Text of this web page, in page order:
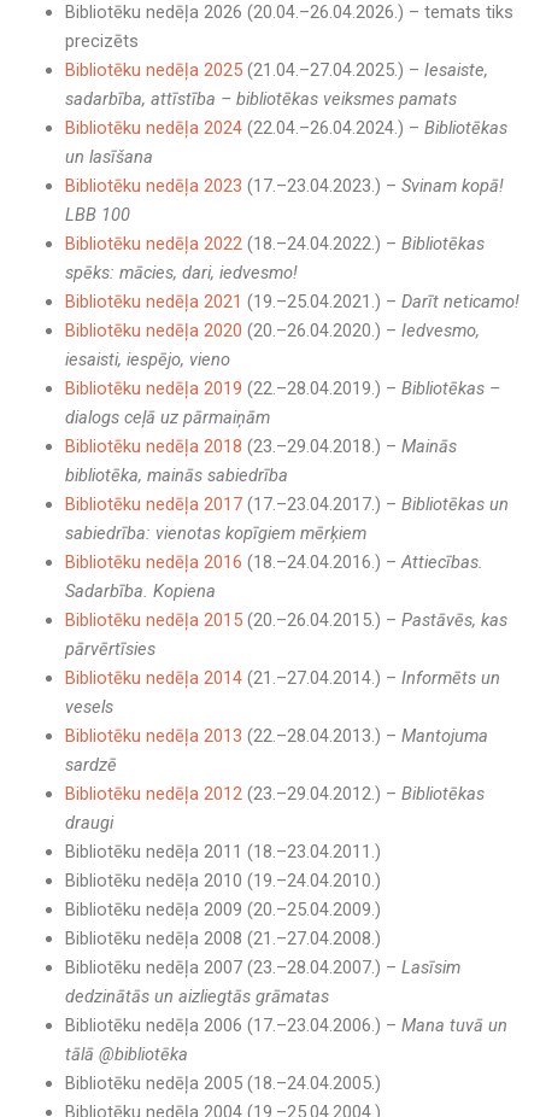
Bibliotēku nedēļa 2026 (20.04.–26.04.2026.) – temats tiks
precizēts
Bibliotēku nedēļa 2025(21.04.–27.04.2025.) – Iesaiste,
sadarbība, attīstība – bibliotēkas veiksmes pamats
Bibliotēku nedēļa 2024(22.04.–26.04.2024.) – Bibliotēkas
un lasīšana
Bibliotēku nedēļa 2023 (17.–23.04.2023.) – Svinam kopā!
LBB 100
Bibliotēku nedēļa 2022(18.–24.04.2022.) – Bibliotēkas
spēks: mācies, dari, iedvesmo!
Bibliotēku nedēļa 2021 (19.–25.04.2021.) – Darīt neticamo!
Bibliotēku nedēļa 2020 (20.–26.04.2020.) – Iedvesmo,
iesaisti, iespējo, vieno
Bibliotēku nedēļa 2019 (22.–28.04.2019.) – Bibliotēkas –
dialogs ceļā uz pārmaiņām
Bibliotēku nedēļa 2018 (23.–29.04.2018.) – Mainās
bibliotēka, mainās sabiedrība
Bibliotēku nedēļa 2017 (17.–23.04.2017.) – Bibliotēkas un
sabiedrība: vienotas kopīgiem mērķiem
Bibliotēku nedēļa 2016 (18.–24.04.2016.) –Attiecības.
Sadarbība. Kopiena
Bibliotēku nedēļa 2015(20.–26.04.2015.) – Pastāvēs, kas
pārvērtīsies
Bibliotēku nedēļa 2014(21.–27.04.2014.) – Informēts un
vesels
Bibliotēku nedēļa 2013 (22.–28.04.2013.) – Mantojuma
sardzē
Bibliotēku nedēļa 2012(23.–29.04.2012.) – Bibliotēkas
draugi
Bibliotēku nedēļa 2011 (18.–23.04.2011.)
Bibliotēku nedēļa 2010 (19.–24.04.2010.)
Bibliotēku nedēļa 2009 (20.–25.04.2009.)
Bibliotēku nedēļa 2008 (21.–27.04.2008.)
Bibliotēku nedēļa 2007 (23.–28.04.2007.) – Lasīsim
dedzinātās un aizliegtās grāmatas
Bibliotēku nedēļa 2006 (17.–23.04.2006.) – Mana tuvā un
tālā @bibliotēka
Bibliotēku nedēļa 2005 (18.–24.04.2005.)
Bibliotēku nedēļa 2004 (19.–25.04.2004.)